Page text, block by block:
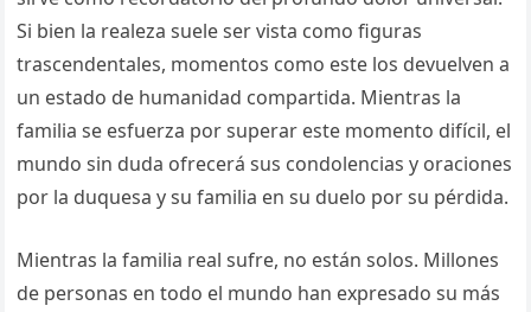
Si bien la realeza suele ser vista como figuras
trascendentales, momentos como este los devuelven a
un estado de humanidad compartida. Mientras la
familia se esfuerza por superar este momento difícil, el
mundo sin duda ofrecerá sus condolencias y oraciones
por la duquesa y su familia en su duelo por su pérdida.
Mientras la familia real sufre, no están solos. Millones
de personas en todo el mundo han expresado su más